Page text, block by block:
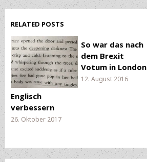
RELATED POSTS
Englisch
verbessern
26. Oktober 2017
So war das nach
dem Brexit
Votum in London
12. August 2016